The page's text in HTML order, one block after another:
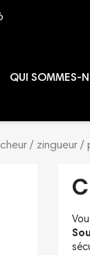
QUI SOMMES-
/ zingueur /